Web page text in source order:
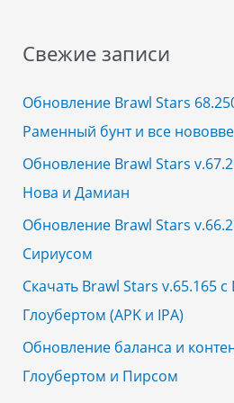
r
h
f
o
r
:
Свежие записи
Обновление Brawl Stars
Раменный бунт и все
Обновление Brawl Stars
Нова и Дамиан
Обновление Brawl Stars
Сириусом
Скачать Brawl Stars v.65.165
Глоубертом (APK и IPA)
Обновление баланса и
Глоубертом и Пирсом